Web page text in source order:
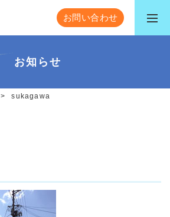
お問い合わせ
お知らせ
> sukagawa